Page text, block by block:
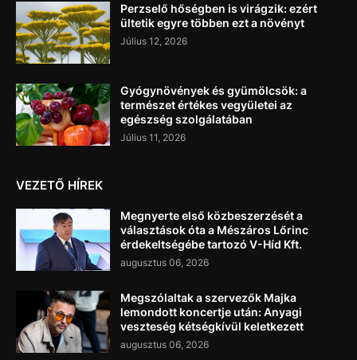
Perzselő hőségben is virágzik: ezért
ültetik egyre többen ezt a növényt
Július 12, 2026
Gyógynövények és gyümölcsök: a
természet értékes vegyületei az
egészség szolgálatában
Július 11, 2026
VEZETŐ HÍREK
Megnyerte első közbeszerzését a
választások óta a Mészáros Lőrinc
érdekeltségébe tartozó V-Híd Kft.
augusztus 06, 2026
Megszólaltak a szervezők Majka
lemondott koncertje után: Anyagi
veszteség kétségkívül keletkezett
augusztus 06, 2026